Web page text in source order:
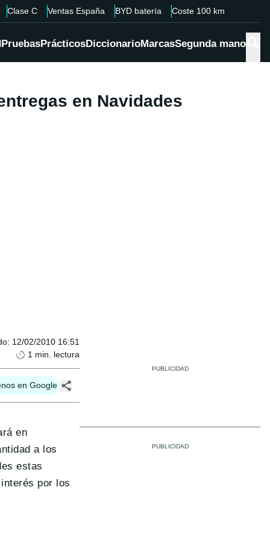
Clase C Ventas España BYD batería Coste 100 km
PruebasPrácticosDiccionarioMarcasSegunda mano
en Navidades
: 12/02/2010 16:51
1 min. lectura
en Google
en
a los
estas
por los